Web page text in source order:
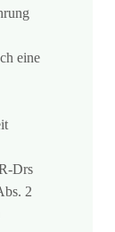
eine
Drs
2